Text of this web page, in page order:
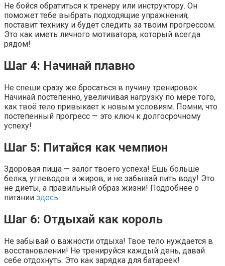
Не бойся обратиться к тренеру или инструктору. Он
поможет тебе выбрать подходящие упражнения,
поставит технику и будет следить за твоим прогрессом.
Это как иметь личного мотиватора, который всегда
рядом!
Шаг 4: Начинай плавно
Не спеши сразу же бросаться в пучину тренировок.
Начинай постепенно, увеличивая нагрузку по мере того,
как твоё тело привыкает к новым условиям. Помни, что
постепенный прогресс — это ключ к долгосрочному
успеху!
Шаг 5: Питайся как чемпион
Здоровая пища — залог твоего успеха! Ешь больше
белка, углеводов и жиров, и не забывай пить воду! Это
не диеты, а правильный образ жизни! Подробнее о
питании здесь.
Шаг 6: Отдыхай как король
Не забывай о важности отдыха! Твое тело нуждается в
восстановлении! Не тренируйся каждый день, давай
себе отдохнуть. Это как зарядка для батареек!